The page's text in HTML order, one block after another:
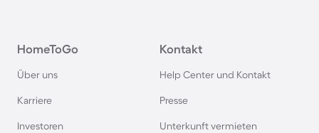
Chalets im Bayerischen Wald
Chalets im Zillertal
HomeToGo
Über uns
Karriere
Investoren
Kontakt
Help Center und Kontakt
Presse
Unterkunft vermieten